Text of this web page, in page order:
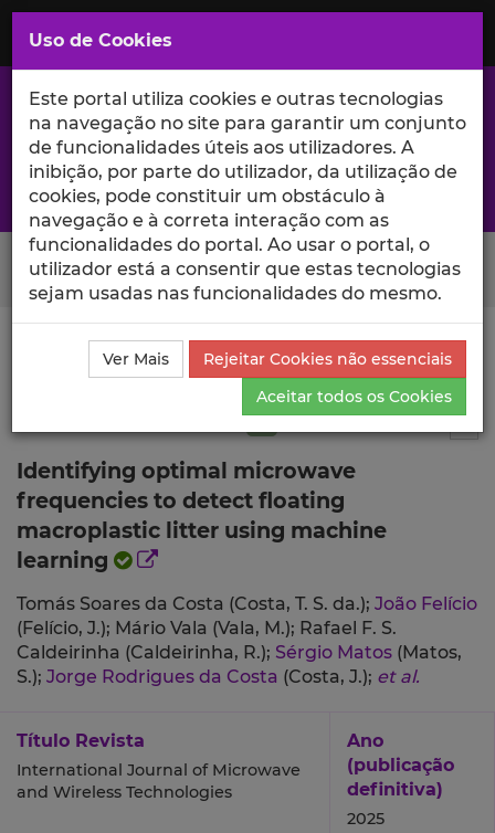
Saltar
para
Conteúdo
Principal
A excelência da investigação e ciência no Iscte
Search Button
Ciência_Iscte Publicações
Descrição Detalhada da
Publicação
Identifying optimal microwave
frequencies to detect floating
macroplastic litter using machine
learning
Tomás Soares da Costa (Costa, T. S. da.); João Felício
(Felício, J.); Mário Vala (Vala, M.); Rafael F. S.
Caldeirinha (Caldeirinha, R.); Sérgio Matos (Matos,
S.); Jorge Rodrigues da Costa (Costa, J.); et al.
Título Revista
International Journal of Microwave
and Wireless Technologies
Ano
(publicação
definitiva)
2025
Uso de Cookies
Este portal utiliza cookies e outras tecnologias
na navegação no site para garantir um conjunto
de funcionalidades úteis aos utilizadores. A
inibição, por parte do utilizador, da utilização de
cookies, pode constituir um obstáculo à
navegação e à correta interação com as
funcionalidades do portal. Ao usar o portal, o
utilizador está a consentir que estas tecnologias
sejam usadas nas funcionalidades do mesmo.
Ver Mais
Rejeitar Cookies não essenciais
Aceitar todos os Cookies